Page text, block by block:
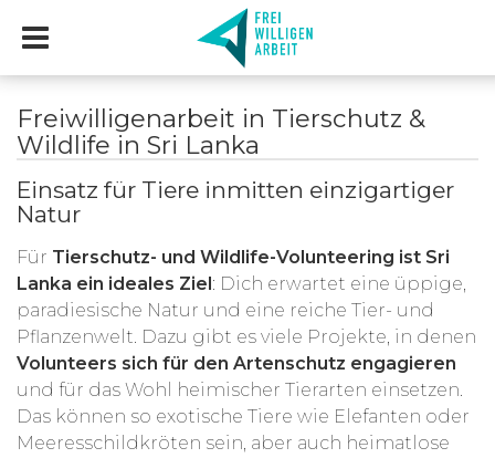
Freiwilligenarbeit in Tierschutz &
Wildlife in Sri Lanka
Einsatz für Tiere inmitten einzigartiger
Natur
Für Tierschutz- und Wildlife-Volunteering ist Sri
Lanka ein ideales Ziel: Dich erwartet eine üppige,
paradiesische Natur und eine reiche Tier- und
Pflanzenwelt. Dazu gibt es viele Projekte, in denen
Volunteers sich für den Artenschutz engagieren
und für das Wohl heimischer Tierarten einsetzen.
Das können so exotische Tiere wie Elefanten oder
Meeresschildkröten sein, aber auch heimatlose